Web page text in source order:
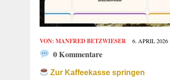
VON: MANFRED BETZWIESER 6. APRIL 2026
0 Kommentare
Zur Kaffeekasse springen